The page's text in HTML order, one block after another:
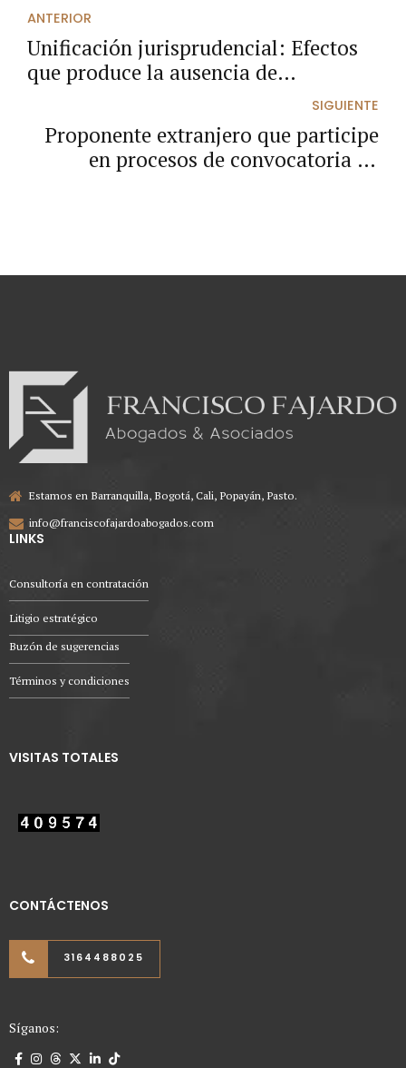
ANTERIOR
Unificación jurisprudencial: Efectos
que produce la ausencia de
suspensiones, adiciones o prórrogas
del plazo contractual o se pactan
contratos adicionales u otrosíes.
SIGUIENTE
Proponente extranjero que participe
en procesos de convocatoria en
públicos expedidos en el exterior.
Estamos en Barranquilla, Bogotá, Cali, Popayán, Pasto.
info@franciscofajardoabogados.com
LINKS
Consultoría en contratación
Litigio estratégico
Buzón de sugerencias
Términos y condiciones
VISITAS TOTALES
CONTÁCTENOS
3164488025
Síganos: